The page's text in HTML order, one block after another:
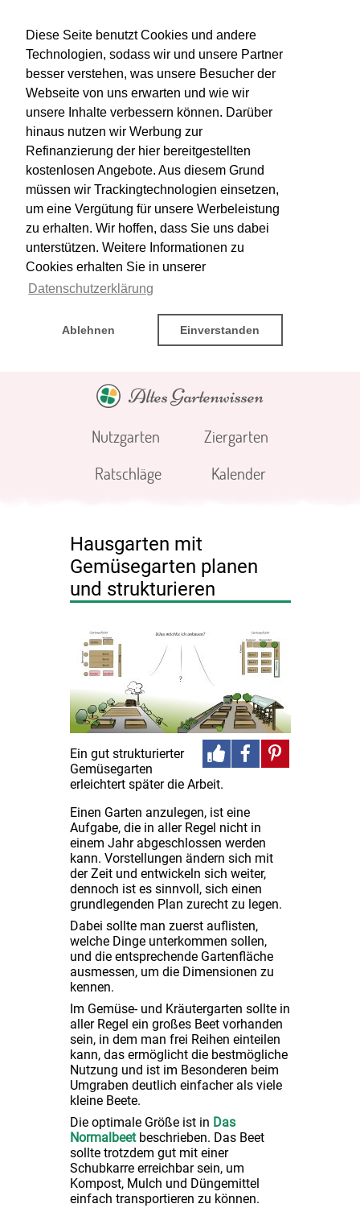
Diese Seite benutzt Cookies und andere
Technologien, sodass wir und unsere Partner
besser verstehen, was unsere Besucher der
Webseite von uns erwarten und wie wir
unsere Inhalte verbessern können. Darüber
hinaus nutzen wir Werbung zur
Refinanzierung der hier bereitgestellten
kostenlosen Angebote. Aus diesem Grund
müssen wir Trackingtechnologien einsetzen,
um eine Vergütung für unsere Werbeleistung
zu erhalten. Wir hoffen, dass Sie uns dabei
unterstützen. Weitere Informationen zu
Cookies erhalten Sie in unserer
Datenschutzerklärung
Ablehnen Einverstanden
Altes Gartenwissen
Nutzgarten
Ziergarten
Ratschläge
Kalender
Hausgarten mit
Gemüsegarten planen
und strukturieren
Ein gut strukturierter
Gemüsegarten
erleichtert später die Arbeit.
Einen Garten anzulegen, ist eine
Aufgabe, die in aller Regel nicht in
einem Jahr abgeschlossen werden
kann. Vorstellungen ändern sich mit
der Zeit und entwickeln sich weiter,
dennoch ist es sinnvoll, sich einen
grundlegenden Plan zurecht zu legen.
Dabei sollte man zuerst auflisten,
welche Dinge unterkommen sollen,
und die entsprechende Gartenfläche
ausmessen, um die Dimensionen zu
kennen.
Im Gemüse- und Kräutergarten sollte in
aller Regel ein großes Beet vorhanden
sein, in dem man frei Reihen einteilen
kann, das ermöglicht die bestmögliche
Nutzung und ist im Besonderen beim
Umgraben deutlich einfacher als viele
kleine Beete.
Die optimale Größe ist in Das
Normalbeetbeschrieben. Das Beet
sollte trotzdem gut mit einer
Schubkarre erreichbar sein, um
Kompost, Mulch und Düngemittel
einfach transportieren zu können.